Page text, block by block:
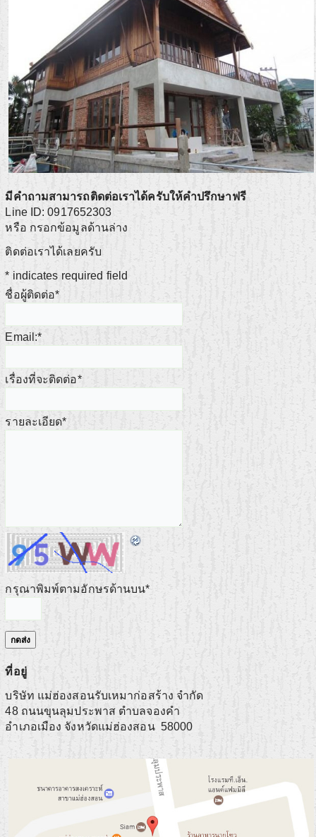
มีคำถามสามารถติดต่อเราได้ครับให้คำปรึกษาฟรี
Line ID: 0917652303
หรือ กรอกข้อมูลด้านล่าง
ติดต่อเราได้เลยครับ
* indicates required field
ชื่อผู้ติดต่อ*
Email:*
เรื่องที่จะติดต่อ*
รายละเอียด*
กรุณาพิมพ์ตามอักษรด้านบน*
ที่อยู่
บริษัท แม่ฮ่องสอนรับเหมาก่อสร้าง จำกัด
48 ถนนขุนลุมประพาส ตำบลจองคำ
อำเภอเมือง จังหวัดแม่ฮ่องสอน 58000